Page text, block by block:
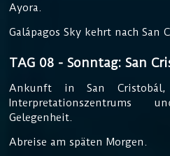
Ayora.
Galápagos Sky kehrt nach San
TAG 08 - Sonntag: San
Ankunft in San Cristobál,
Interpretationszentrums
Gelegenheit.
Abreise am späten Morgen.